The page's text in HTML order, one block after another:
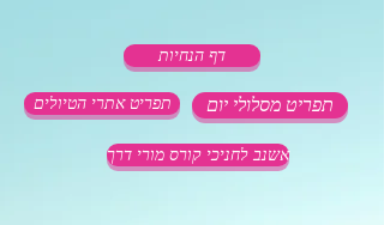
דף הנחיות
תפריט אתרי הטיולים
אשנב לחניכי קורס מורי דרך
תפריט מסלולי יום